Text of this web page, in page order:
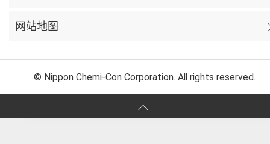
网站地图
© Nippon Chemi-Con Corporation. All rights reserved.